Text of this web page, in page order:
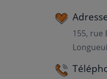
155, rue